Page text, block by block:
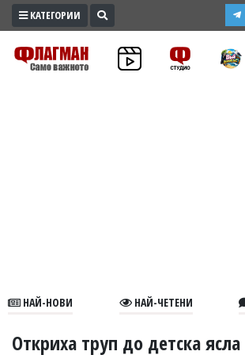
ПРОМО
ЗОНА
В
КАТЕГОРИИ
НАЙ-НОВИ НАЙ-ЧЕТЕНИ
Откриха труп до детска ясла